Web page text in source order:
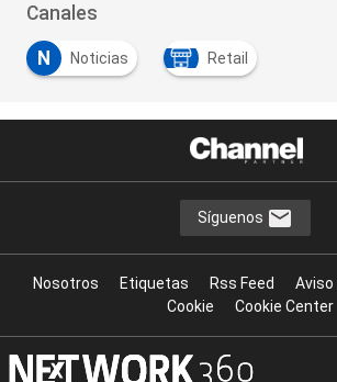
Canales
N Noticias Retail
Síguenos
Nosotros Etiquetas Rss Feed Aviso
Cookie
Cookie Center